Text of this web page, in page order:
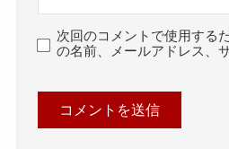
次回のコメントで使用する
の名前、メールアドレス、